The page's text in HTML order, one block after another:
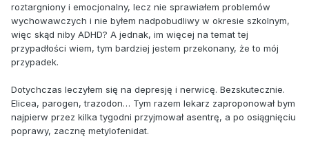
roztargniony i emocjonalny, lecz nie sprawiałem problemów
wychowawczych i nie byłem nadpobudliwy w okresie szkolnym,
więc skąd niby ADHD? A jednak, im więcej na temat tej
przypadłości wiem, tym bardziej jestem przekonany, że to mój
przypadek.
Dotychczas leczyłem się na depresję i nerwicę. Bezskutecznie.
Elicea, parogen, trazodon… Tym razem lekarz zaproponował bym
najpierw przez kilka tygodni przyjmował asentrę, a po osiągnięciu
poprawy, zacznę metylofenidat.